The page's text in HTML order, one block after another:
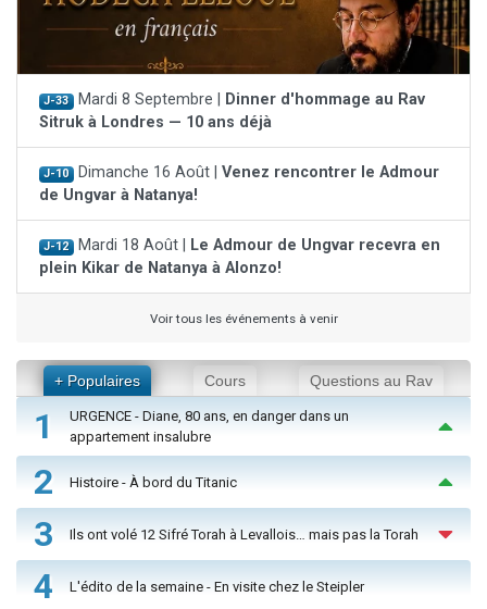
J-33 Mardi 8 Septembre |
Dinner d'hommage au Rav
Sitruk à Londres — 10 ans déjà
J-10 Dimanche 16 Août | Venez rencontrer le Admour
de Ungvar à Natanya!
J-12 Mardi 18 Août |
Le Admour de Ungvar recevra en
plein Kikar de Natanya à Alonzo!
Voir tous les événements à venir
+ Populaires Cours Questions au Rav
1
URGENCE - Diane, 80 ans, en danger dans un
appartement insalubre
2 Histoire - À bord du Titanic
3 Ils ont volé 12 Sifré Torah à Levallois… mais pas la Torah
4 L'édito de la semaine - En visite chez le Steipler